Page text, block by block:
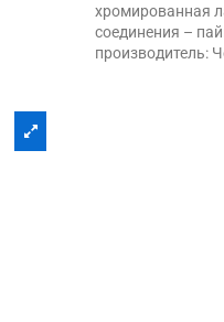
хромированная
соединения –
производитель: